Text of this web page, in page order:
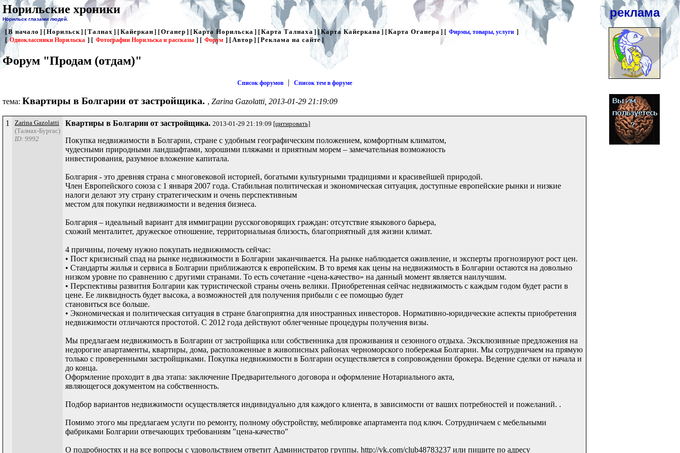
Норильские хроники
Норильск глазами людей.
[В начало ] [Норильск] [Талнах ] [Кайеркан ] [Оганер ] [Карта Норильска ] [Карта Талнаха ] [Карта Кайеркана] [Карта Оганера ] [ Фирмы, товары, услуги ]
[ Одноклассники Норильска ] [ Фотографии Норильска и рассказы ] [ Форум ] [Автор ] [Реклама на сайте]
Форум "Продам (отдам)"
Список форумов | Список тем в форуме
тема: Квартиры в Болгарии от застройщика. , Zarina Gazolatti, 2013-01-29 21:19:09
1
Zarina Gazolatti
(Талнах-Бургас)
ID: 9992
Квартиры в Болгарии от застройщика. 2013-01-29 21:19:09 [цитировать]
Покупка недвижимости в Болгарии, стране с удобным географическим положением, комфортным климатом,
чудесными природными ландшафтами, хорошими пляжами и приятным морем – замечательная возможность
инвестирования, разумное вложение капитала.
Болгария - это древняя страна с многовековой историей, богатыми культурными традициями и красивейшей природой.
Член Европейского союза с 1 января 2007 года. Стабильная политическая и экономическая ситуация, доступные европейские рынки и низкие
налоги делают эту страну стратегическим и очень перспективным
местом для покупки недвижимости и ведения бизнеса.
Болгария – идеальный вариант для иммиграции русскоговорящих граждан: отсутствие языкового барьера,
схожий менталитет, дружеское отношение, территориальная близость, благоприятный для жизни климат.
4 причины, почему нужно покупать недвижимость сейчас:
• Пост кризисный спад на рынке недвижимости в Болгарии заканчивается. На рынке наблюдается оживление, и эксперты прогнозируют рост цен.
• Стандарты жилья и сервиса в Болгарии приближаются к европейским. В то время как цены на недвижимость в Болгарии остаются на довольно
низком уровне по сравнению с другими странами. То есть сочетание «цена-качество» на данный момент является наилучшим.
• Перспективы развития Болгарии как туристической страны очень велики. Приобретенная сейчас недвижимость с каждым годом будет расти в
цене. Ее ликвидность будет высока, а возможностей для получения прибыли с ее помощью будет
становиться все больше.
• Экономическая и политическая ситуация в стране благоприятна для иностранных инвесторов. Нормативно-юридические аспекты приобретения
недвижимости отличаются простотой. С 2012 года действуют облегченные процедуры получения визы.
Мы предлагаем недвижимость в Болгарии от застройщика или собственника для проживания и сезонного отдыха. Эксклюзивные предложения на
недорогие апартаменты, квартиры, дома, расположенные в живописных районах черноморского побережья Болгарии. Мы сотрудничаем на прямую
только с проверенными застройщиками. Покупка недвижимости в Болгарии осуществляется в сопровождении брокера. Ведение сделки от начала и
до конца.
Оформление проходит в два этапа: заключение Предварительного договора и оформление Нотариального акта,
являющегося документом на собственность.
Подбор вариантов недвижимости осуществляется индивидуально для каждого клиента, в зависимости от ваших потребностей и пожеланий. .
Помимо этого мы предлагаем услуги по ремонту, полному обустройству, меблировке апартамента под ключ. Сотрудничаем с мебельными
фабриками Болгарии отвечающих требованиям "цена-качество"
О подробностях и на все вопросы с удовольствием ответит Администратор группы. http://vk.com/club48783237 или пишите по адресу
реклама